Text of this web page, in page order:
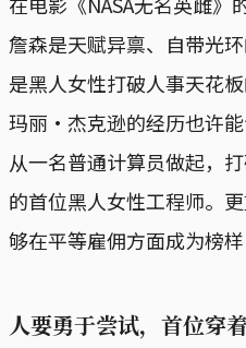
詹森是天赋异禀、自带光
是黑人女性打破人事天花
玛丽·杰克逊的经历也许
从一名普通计算员做起，
的首位黑人女性工程师。
够在平等雇佣方面成为榜
人要勇于尝试，首位穿